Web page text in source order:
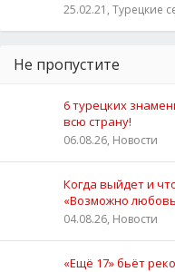
25.02.21, Турецкие
Не пропустите
6 турецких
всю страну!
06.08.26, Новости
Когда выйдет и
«Возможно
04.08.26, Новости
«Ещё 17» бьёт